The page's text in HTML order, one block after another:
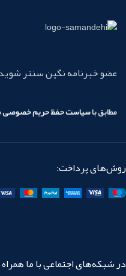
عضو خبرنامه نگین سنتر
مطابق باسیاست حفظ حریم خصوصی
روش‌های پرداخت:
در شبکه‌های اجتماعی با ما